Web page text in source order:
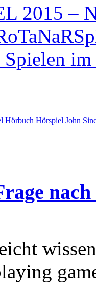
2015 –
Hörbuch Hörspiel John